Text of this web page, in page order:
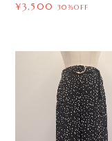
¥3,500 30%OFF